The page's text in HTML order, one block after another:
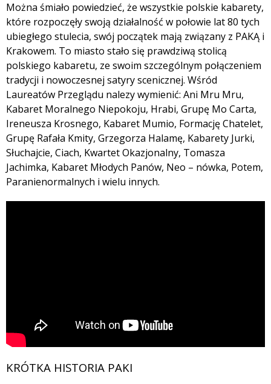
Można śmiało powiedzieć, że wszystkie polskie kabarety,
które rozpoczęły swoją działalność w połowie lat 80 tych
ubiegłego stulecia, swój początek mają związany z PAKĄ i
Krakowem. To miasto stało się prawdziwą stolicą
polskiego kabaretu, ze swoim szczególnym połączeniem
tradycji i nowoczesnej satyry scenicznej. Wśród
Laureatów Przeglądu nalezy wymienić: Ani Mru Mru,
Kabaret Moralnego Niepokoju, Hrabi, Grupę Mo Carta,
Ireneusza Krosnego, Kabaret Mumio, Formację Chatelet,
Grupę Rafała Kmity, Grzegorza Halamę, Kabarety Jurki,
Słuchajcie, Ciach, Kwartet Okazjonalny, Tomasza
Jachimka, Kabaret Młodych Panów, Neo – nówka, Potem,
Paranienormalnych i wielu innych.
KRÓTKA HISTORIA PAKI